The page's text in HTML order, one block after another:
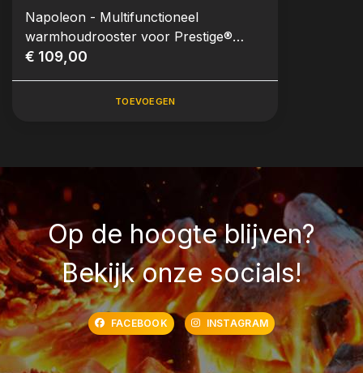
Napoleon - Multifunctioneel
warmhoudrooster voor Prestige®
(PRO) 500 & Prestige® PRO 825
€ 109,00
TOEVOEGEN
Op de hoogte blijven?
Bekijk onze socials!
FACEBOOK INSTAGRAM